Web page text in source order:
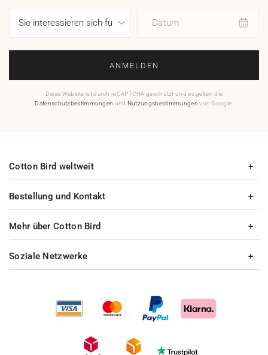
Datum
ANMELDEN
Diese Website ist durch reCAPTCHA geschützt und es gelten die
Datenschutzbestimmungen und Nutzungsbestimmungen von Google.
Bestellung und Kontakt
Mehr über Cotton Bird
Cotton Bird weltweit
Soziale Netzwerke